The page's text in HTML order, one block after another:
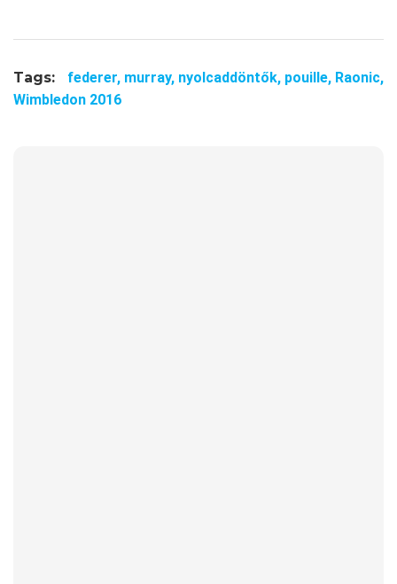
Tags: federer, murray, nyolcaddöntők, pouille, Raonic,
Wimbledon 2016